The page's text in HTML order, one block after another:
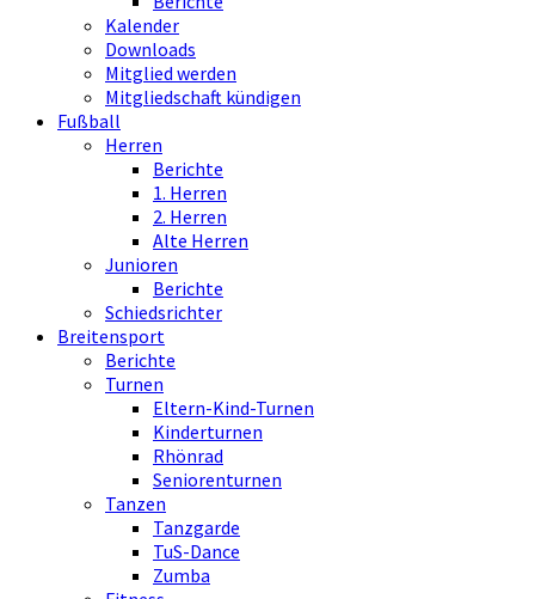
Kalender
Downloads
Mitglied werden
Mitgliedschaft kündigen
Fußball
Herren
Berichte
1. Herren
2. Herren
Alte Herren
Junioren
Berichte
Schiedsrichter
Breitensport
Berichte
Turnen
Eltern-Kind-Turnen
Kinderturnen
Rhönrad
Seniorenturnen
Tanzen
Tanzgarde
TuS-Dance
Zumba